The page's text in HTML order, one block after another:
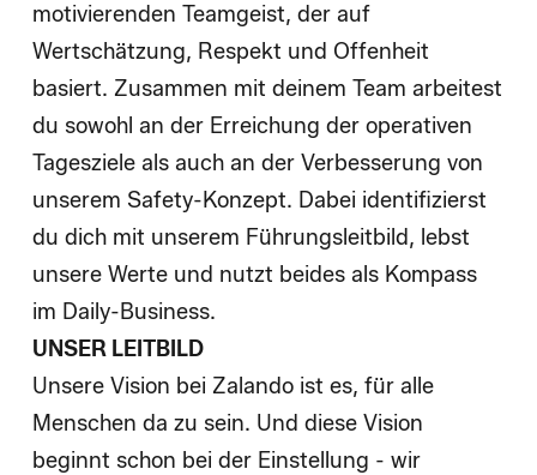
motivierenden Teamgeist, der auf
Wertschätzung, Respekt und Offenheit
basiert. Zusammen mit deinem Team arbeitest
du sowohl an der Erreichung der operativen
Tagesziele als auch an der Verbesserung von
unserem Safety-Konzept. Dabei identifizierst
du dich mit unserem Führungsleitbild, lebst
unsere Werte und nutzt beides als Kompass
im Daily-Business.
UNSER LEITBILD
Unsere Vision bei Zalando ist es, für alle
Menschen da zu sein. Und diese Vision
beginnt schon bei der Einstellung - wir